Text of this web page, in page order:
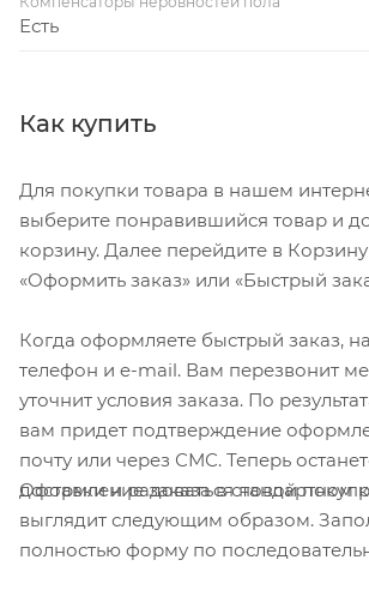
Есть
Как купить
Для покупки товара в нашем
выберите понравившийся товар и
корзину. Далее перейдите в
«Оформить заказ» или «Быстрый
Когда оформляете быстрый заказ,
телефон и e-mail. Вам перезвонит
уточнит условия заказа. По
вам придет подтверждение
почту или через СМС. Теперь
доставки и радоваться новой
Оформление заказа в стандартном
выглядит следующим образом.
полностью форму по